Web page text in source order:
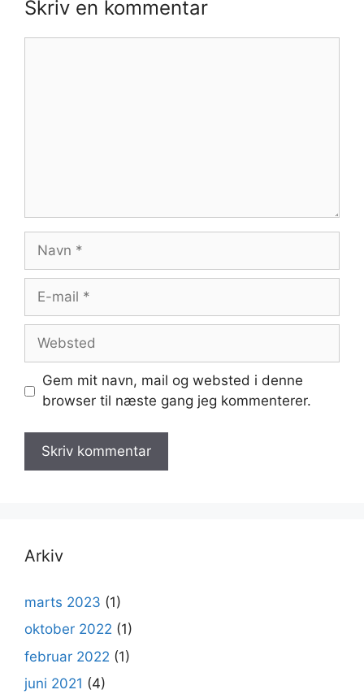
Skriv en kommentar
Navn
Websted
Gem mit navn, mail og websted i denne
browser til næste gang jeg kommenterer.
Arkiv
marts 2023 (1)
oktober 2022 (1)
februar 2022 (1)
juni 2021 (4)